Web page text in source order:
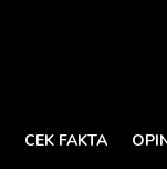
CEK FAKTA